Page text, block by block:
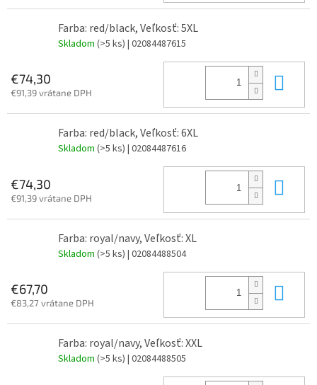
Farba: red/black, Veľkosť: 5XL
Skladom (>5 ks) | 02084487615
€74,30
€91,39 vrátane DPH
Farba: red/black, Veľkosť: 6XL
Skladom (>5 ks) | 02084487616
€74,30
€91,39 vrátane DPH
Farba: royal/navy, Veľkosť: XL
Skladom (>5 ks) | 02084488504
€67,70
€83,27 vrátane DPH
Farba: royal/navy, Veľkosť: XXL
Skladom (>5 ks) | 02084488505